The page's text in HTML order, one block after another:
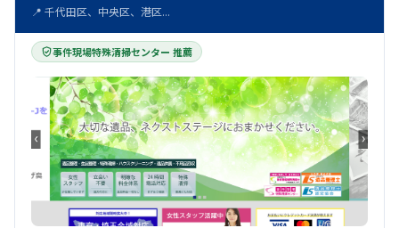
📍 千代田区、中央区、港区...
事件現場特殊清掃センター 推薦